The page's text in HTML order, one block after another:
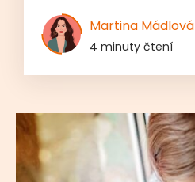
Martina Mádlová
4 minuty čtení